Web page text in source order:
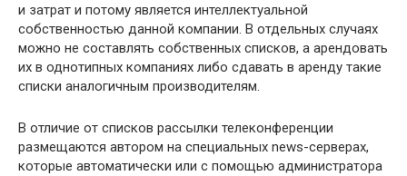
и затрат и потому является интеллектуальной
собственностью данной компании. В отдельных случаях
можно не составлять собственных списков, а арендовать
их в однотипных компаниях либо сдавать в аренду такие
списки аналогичным производителям.
В отличие от списков рассылки телеконференции
размещаются автором на специальных news-серверах,
которые автоматически или с помощью администратора